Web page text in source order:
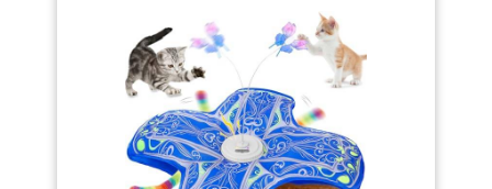
l'interrupteur pour allumer l'appareil. Il passe en mode
normal et s'éteint automatiquement après 5 minutes de
fonctionnement. 2. Mode intelligent : maintenez
l'interrupteur enfoncé pendant 3 secondes pour
accéder au mode intelligent. Le voyant bleu s'allume et
l'appareil se met automatiquement en veille après 5
minutes de fonctionnement, jusqu'à ce qu'une
personne ou un chat l'active. 【2 Vitesses à
Changement Libre】 Notre jeu pour chat seul à la